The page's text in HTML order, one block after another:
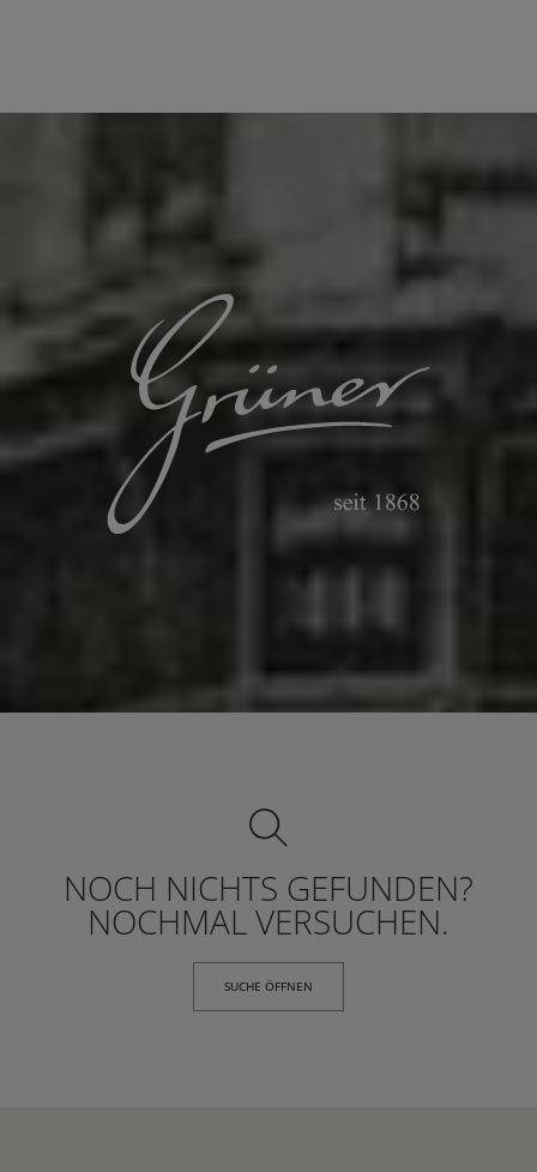
NOCH NICHTS GEFUNDEN?
NOCHMAL VERSUCHEN.
SUCHE ÖFFNEN